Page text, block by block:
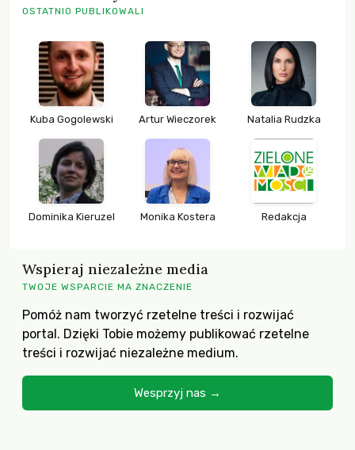
OSTATNIO PUBLIKOWALI
Kuba Gogolewski Artur Wieczorek Natalia Rudzka
Dominika Kieruzel Monika Kostera Redakcja
Wspieraj niezależne media
TWOJE WSPARCIE MA ZNACZENIE
Pomóż nam tworzyć rzetelne treści i rozwijać
portal. Dzięki Tobie możemy publikować rzetelne
treści i rozwijać niezależne medium.
Wesprzyj nas →